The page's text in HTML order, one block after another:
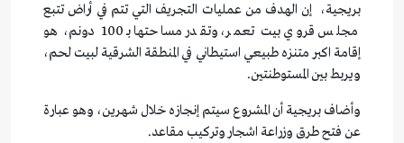
بريجية، إن الهدف من عمليات التجريف التي تتم في أراض تتبع
مجلس قروي بيت تعمر، وتقدر مساحتها بـ 100 دونم، هو
إقامة اكبر متنزه طبيعي استيطاني في المنطقة الشرقية لبيت لحم،
ويربط بين المستوطنتين.
وأضاف بريجية أن المشروع سيتم إنجازه خلال شهرين، وهو عبارة
عن فتح طرق وزراعة اشجار وتركيب مقاعد.